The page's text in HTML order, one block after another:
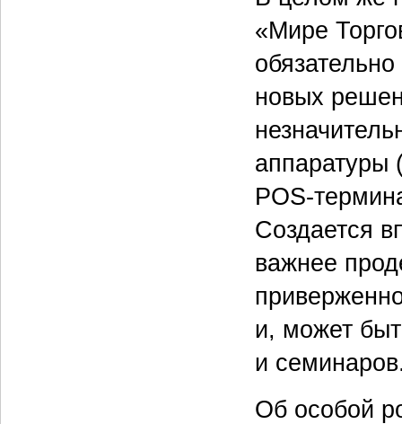
«Мире
новых
аппаратуры
POS-
Создается
важнее
и, может
и
Об особой